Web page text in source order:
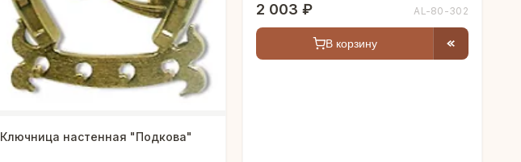
Ключница настенная "Подкова"
2 003 ₽ AL-80-302
В корзину